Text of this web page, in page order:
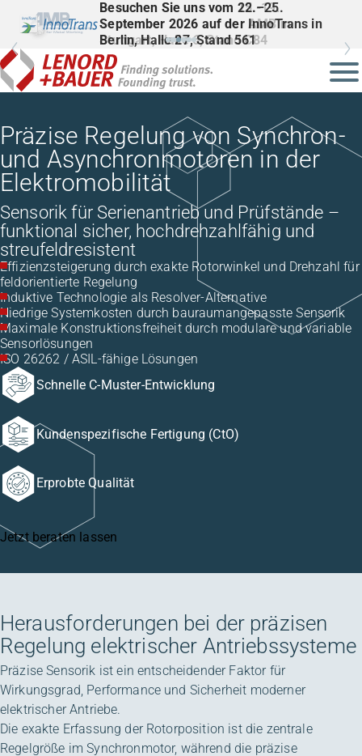
Besuchen Sie uns vom 22.–25.
September 2026 auf der InnoTrans in
Berlin, Halle 27, Stand 561
Präzise Regelung von Synchron-
und Asynchronmotoren in der
Elektromobilität
Sensorik für Serienantrieb und Prüfstände –
funktional sicher, hochdrehzahlfähig und
streufeldresistent
Effizienzsteigerung durch exakte Rotorwinkel und Drehzahl für
feldorientierte Regelung
Induktive Technologie als Resolver-Alternative
Niedrige Systemkosten durch bauraumangepasste Sensorik
Maximale Konstruktionsfreiheit durch modulare und variable
Sensorlösungen
ISO 26262 / ASIL-fähige Lösungen
Schnelle C-Muster-Entwicklung
Kundenspezifische Fertigung (CtO)
Erprobte Qualität
Jetzt beraten lassen
Herausforderungen bei der präzisen
Regelung elektrischer Antriebssysteme
Präzise Sensorik ist ein entscheidender Faktor für
Wirkungsgrad, Performance und Sicherheit moderner
elektrischer Antriebe.
Die exakte Erfassung der Rotorposition ist die zentrale
Regelgröße im Synchronmotor, während die präzise